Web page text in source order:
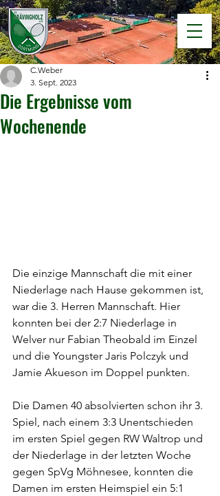
Die Ergebnisse vom
Wochenende
C.Weber
3. Sept. 2023
Die einzige Mannschaft die mit einer
Niederlage nach Hause gekommen ist,
war die 3. Herren Mannschaft. Hier
konnten bei der 2:7 Niederlage in
Welver nur Fabian Theobald im Einzel
und die Youngster Jaris Polczyk und
Jamie Akueson im Doppel punkten.
Die Damen 40 absolvierten schon ihr 3.
Spiel, nach einem 3:3 Unentschieden
im ersten Spiel gegen RW Waltrop und
der Niederlage in der letzten Woche
gegen SpVg Möhnesee, konnten die
Damen im ersten Heimspiel ein 5:1